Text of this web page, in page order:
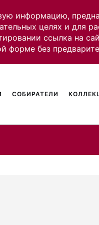
информацию,
целях и для
ссылка на
без
СОБИРАТЕЛИ